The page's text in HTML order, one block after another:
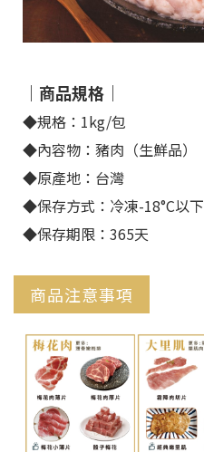
｜商品規格｜
◆規格：1kg/包
◆內容物：豬肉（生鮮品）
◆原產地：台灣
◆保存方式：冷凍-18°C以下
◆保存期限：365天
食用方法
商品注意事項